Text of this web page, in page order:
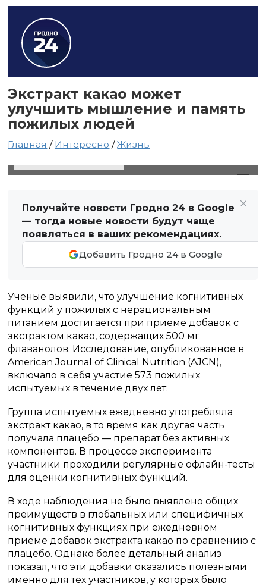
Экстракт какао может
улучшить мышление и память
пожилых людей
Главная / Интересно /Жизнь
Получайте новости Гродно 24 в Google
— тогда новые новости будут чаще
появляться в ваших рекомендациях.
Добавить Гродно 24 в Google
Ученые выявили, что улучшение когнитивных
функций у пожилых с нерациональным
питанием достигается при приеме добавок с
экстрактом какао, содержащих 500 мг
флаванолов. Исследование, опубликованное в
American Journal of Clinical Nutrition (AJCN),
включало в себя участие 573 пожилых
испытуемых в течение двух лет.
Группа испытуемых ежедневно употребляла
экстракт какао, в то время как другая часть
получала плацебо — препарат без активных
компонентов. В процессе эксперимента
участники проходили регулярные офлайн-тесты
для оценки когнитивных функций.
В ходе наблюдения не было выявлено общих
преимуществ в глобальных или специфичных
когнитивных функциях при ежедневном
приеме добавок экстракта какао по сравнению с
плацебо. Однако более детальный анализ
показал, что эти добавки оказались полезными
именно для тех участников, у которых было